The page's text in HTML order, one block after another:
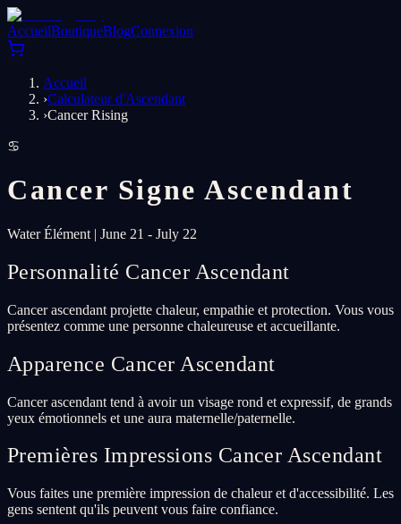
AccueilBoutiqueBlogConnexion
Accueil
›Calculateur d'Ascendant
›Cancer Rising
♋
Cancer Signe Ascendant
Water Élément | June 21 - July 22
Personnalité Cancer Ascendant
Cancer ascendant projette chaleur, empathie et protection. Vous vous
présentez comme une personne chaleureuse et accueillante.
Apparence Cancer Ascendant
Cancer ascendant tend à avoir un visage rond et expressif, de grands
yeux émotionnels et une aura maternelle/paternelle.
Premières Impressions Cancer Ascendant
Vous faites une première impression de chaleur et d'accessibilité. Les
gens sentent qu'ils peuvent vous faire confiance.